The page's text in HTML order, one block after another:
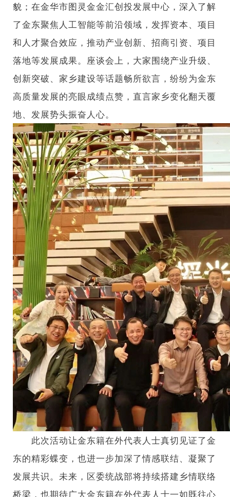
貌；在金华市图灵金金汇创投发展中心，深入了解
了金东聚焦人工智能等前沿领域，发挥资本、项目
和人才聚合效应，推动产业创新、招商引资、项目
落地等发展成果。座谈会上，大家围绕产业升级、
创新突破、家乡建设等话题畅所欲言，纷纷为金东
高质量发展的亮眼成绩点赞，直言家乡变化翻天覆
地、发展势头振奋人心。
此次活动让金东籍在外代表人士真切见证了金
东的精彩蝶变，也进一步加深了情感联结、凝聚了
发展共识。未来，区委统战部将持续搭建乡情联络
桥梁，也期待广大金东籍在外代表人士一如既往心